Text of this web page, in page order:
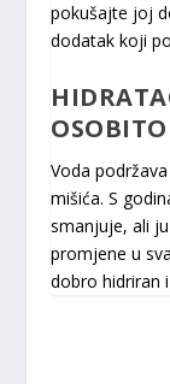
pokušajte joj
dodatak koji
Voda
mišića. S
smanjuje, ali
promjene u
dobro hidriran